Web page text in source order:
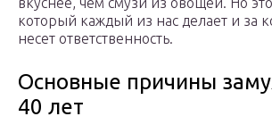
который каждый из нас делает и за
несет ответственность.
Основные причины
40 лет